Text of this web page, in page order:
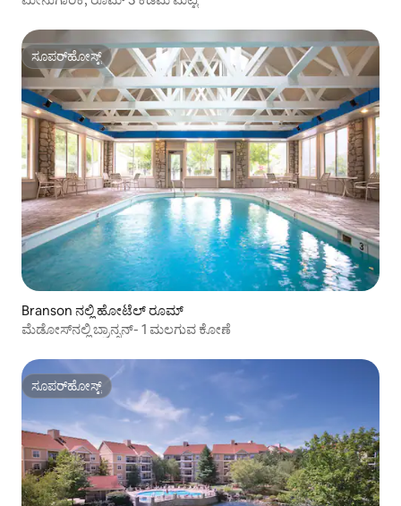
ಸೂಪರ್‌ಹೋಸ್ಟ್
ಸೂಪರ್‌ಹೋಸ್ಟ್
Branson ನಲ್ಲಿ ಹೋಟೆಲ್ ರೂಮ್
ಮೆಡೋಸ್‌ನಲ್ಲಿ ಬ್ರಾನ್ಸನ್- 1 ಮಲಗುವ ಕೋಣೆ
ಸೂಪರ್‌ಹೋಸ್ಟ್
ಸೂಪರ್‌ಹೋಸ್ಟ್